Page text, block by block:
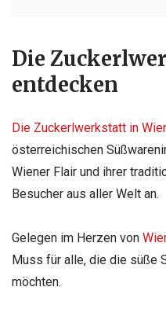
Die
entdecken
Die Zuckerlwerkstatt in
österreichischen
Wiener Flair und ihrer
Besucher aus aller Welt an.
Gelegen im Herzen von
Muss für alle, die die süße
möchten.